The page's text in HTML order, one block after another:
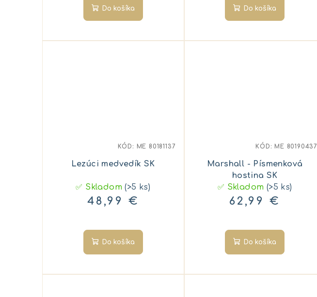
Do košíka Do košíka
Lezúci medvedík SK
✅ Skladom(>5 ks)
48,99 €
Do košíka
KÓD: ME 80181137
Marshall - Písmenková
hostina SK
✅ Skladom (>5 ks)
62,99 €
Do košíka
KÓD: ME 80190437